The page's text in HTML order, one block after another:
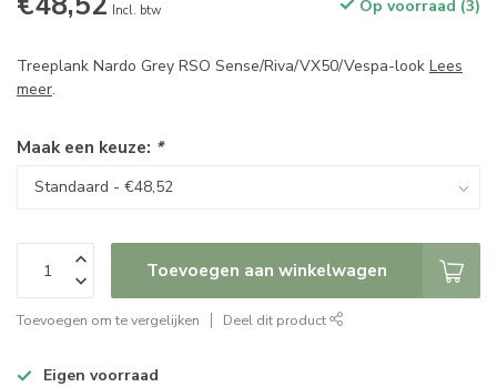
Incl. btw Op voorraad (3)
Treeplank Nardo Grey RSO Sense/Riva/VX50/Vespa-look Lees
meer.
Maak een keuze: *
Toevoegen aan winkelwagen
Toevoegen om te vergelijken Deel dit product
Eigen voorraad